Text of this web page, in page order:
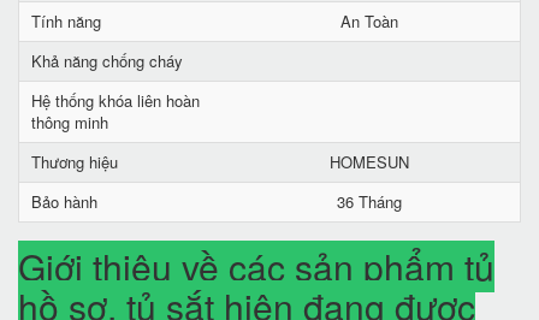
Tính năng
An Toàn
Khả năng chống cháy
Hệ thống khóa liên hoàn
thông minh
Thương hiệu
HOMESUN
Bảo hành
36 Tháng
Giới thiệu về các sản phẩm tủ
hồ sơ, tủ sắt hiện đang được